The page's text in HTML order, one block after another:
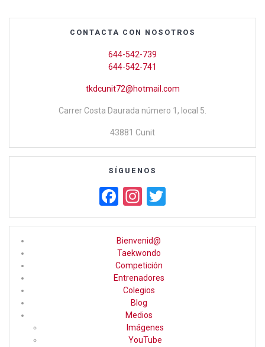
b
o
o
k
er
s
A
p
ar
CONTACTA CON NOSOTROS
644-542-739
644-542-741
tkdcunit72@hotmail.com
Carrer Costa Daurada número 1, local 5.
43881 Cunit
SÍGUENOS
F
a
ce
b
o
o
k
In
st
a
gr
a
m
wi
tt
Bienvenid@
Taekwondo
Competición
Entrenadores
Colegios
Blog
Medios
Imágenes
YouTube